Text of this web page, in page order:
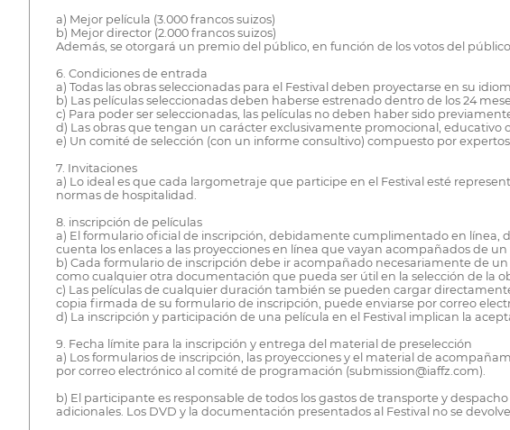
a) Mejor película (3.000 francos suizos)
b) Mejor director (2.000 francos suizos)
Además, se otorgará un premio del público, en función de los votos del público
6. Condiciones de entrada
a) Todas las obras seleccionadas para el Festival deben proyectarse en su
b) Las películas seleccionadas deben haberse estrenado dentro de los 24
c) Para poder ser seleccionadas, las películas no deben haber sido
d) Las obras que tengan un carácter exclusivamente promocional, educativo
e) Un comité de selección (con un informe consultivo) compuesto por
7. Invitaciones
a) Lo ideal es que cada largometraje que participe en el Festival esté
normas de hospitalidad.
8. inscripción de películas
a) El formulario oficial de inscripción, debidamente cumplimentado en línea,
cuenta los enlaces a las proyecciones en línea que vayan acompañados de
b) Cada formulario de inscripción debe ir acompañado necesariamente de
como cualquier otra documentación que pueda ser útil en la selección de la
c) Las películas de cualquier duración también se pueden cargar
copia firmada de su formulario de inscripción, puede enviarse por correo
d) La inscripción y participación de una película en el Festival implican la
9. Fecha límite para la inscripción y entrega del material de preselección
a) Los formularios de inscripción, las proyecciones y el material de
por correo electrónico al comité de programación (submission@iaffz.com).
b) El participante es responsable de todos los gastos de transporte y
adicionales. Los DVD y la documentación presentados al Festival no se